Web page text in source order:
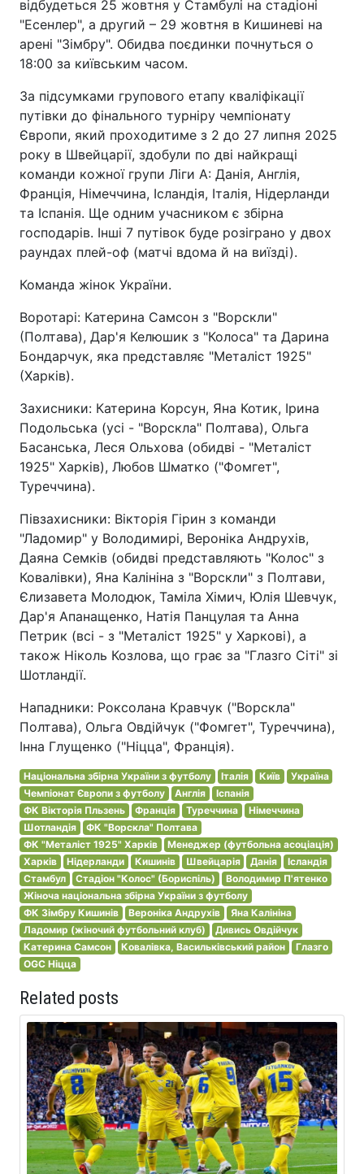
відбудеться 25 жовтня у Стамбулі на стадіоні
"Есенлер", а другий – 29 жовтня в Кишиневі на
арені "Зімбру". Обидва поєдинки почнуться о
18:00 за київським часом.
За підсумками групового етапу кваліфікації
путівки до фінального турніру чемпіонату
Європи, який проходитиме з 2 до 27 липня 2025
року в Швейцарії, здобули по дві найкращі
команди кожної групи Ліги А: Данія, Англія,
Франція, Німеччина, Ісландія, Італія, Нідерланди
та Іспанія. Ще одним учасником є збірна
господарів. Інші 7 путівок буде розіграно у двох
раундах плей-оф (матчі вдома й на виїзді).
Команда жінок України.
Воротарі: Катерина Самсон з "Ворскли"
(Полтава), Дар'я Келюшик з "Колоса" та Дарина
Бондарчук, яка представляє "Металіст 1925"
(Харків).
Захисники: Катерина Корсун, Яна Котик, Ірина
Подольська (усі - "Ворскла" Полтава), Ольга
Басанська, Леся Ольхова (обидві - "Металіст
1925" Харків), Любов Шматко ("Фомгет",
Туреччина).
Півзахисники: Вікторія Гірин з команди
"Ладомир" у Володимирі, Вероніка Андрухів,
Даяна Семків (обидві представляють "Колос" з
Ковалівки), Яна Калініна з "Ворскли" з Полтави,
Єлизавета Молодюк, Таміла Хімич, Юлія Шевчук,
Дар'я Апанащенко, Натія Панцулая та Анна
Петрик (всі - з "Металіст 1925" у Харкові), а
також Ніколь Козлова, що грає за "Глазго Сіті" зі
Шотландії.
Нападники: Роксолана Кравчук ("Ворскла"
Полтава), Ольга Овдійчук ("Фомгет", Туреччина),
Інна Глущенко ("Ніцца", Франція).
Національна збірна України з футболу Італія Київ
Україна
Чемпіонат Європи з футболу
Англія
Іспанія
ФК Вікторія Пльзень
Франція Туреччина
Німеччина
Шотландія
ФК "Ворскла" Полтава
ФК "Металіст 1925" Харків
Менеджер (футбольна асоціація)
Харків
Нідерланди Кишинів Швейцарія Данія
Ісландія
Стамбул
Стадіон "Колос" (Бориспіль)
Володимир П'ятенко
Жіноча національна збірна України з футболу
ФК Зімбру Кишинів
Вероніка Андрухів
Яна Калініна
Ладомир (жіночий футбольний клуб)
Дивись Овдійчук
Катерина Самсон
Ковалівка, Васильківський район
Глазго
OGC Ніцца
Related posts